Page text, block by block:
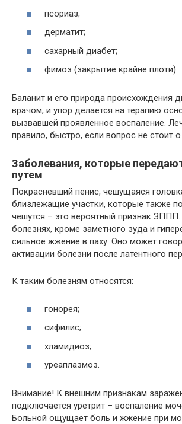
псориаз;
дерматит;
сахарный диабет;
фимоз (закрытие крайне плоти).
Баланит и его природа происхождения
врачом, и упор делается на терапию
вызвавшей проявленное воспаление.
правило, быстро, если вопрос не стоит
Заболевания, которые
путем
Покрасневший пенис, чешущаяся
близлежащие участки, которые также
чешутся – это вероятный признак
болезнях, кроме заметного зуда и
сильное жжение в паху. Оно может
активации болезни после латентного
К таким болезням относятся:
гонорея;
сифилис;
хламидиоз;
уреаплазмоз.
Внимание! К внешним признакам
подключается уретрит – воспаление
Больной ощущает боль и жжение при